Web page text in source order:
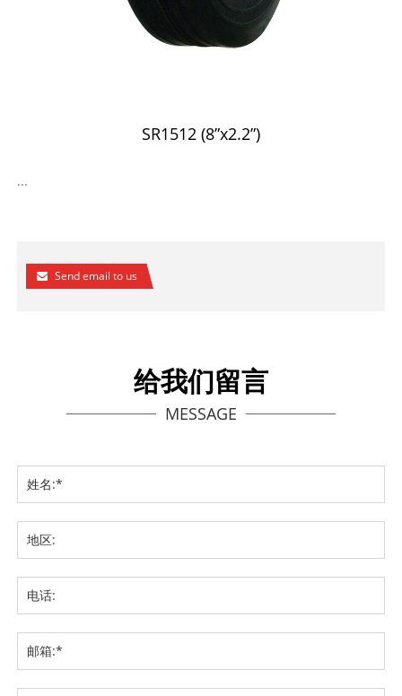
SR1512 (8”x2.2”)
...
Send email to us
给我们留言
MESSAGE